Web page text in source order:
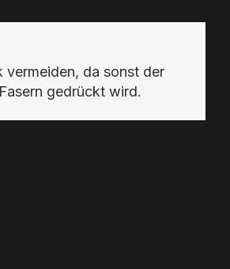
vermeiden, da sonst der
gedrückt wird.